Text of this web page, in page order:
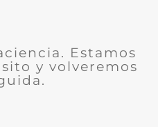
Estamos
y volveremos